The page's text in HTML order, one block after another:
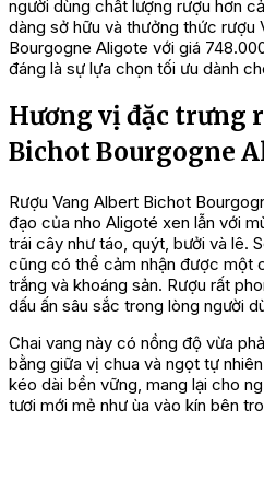
người dùng chất lượng rượu hơn
dàng sở hữu và thưởng thức rượu
Bourgogne Aligote với giá
đáng là sự lựa chọn tối ưu dành
Hương vị đặc trưng
Bichot Bourgogne
Rượu Vang Albert Bichot
đạo của nho Aligoté xen lẫn với
trái cây như táo, quýt, bưởi và lê.
cũng có thể cảm nhận được một
trắng và khoáng sản. Rượu rất
dấu ấn sâu sắc trong lòng người
Chai vang này có nồng độ vừa
bằng giữa vị chua và ngọt tự
kéo dài bền vững, mang lại cho
tươi mới mẻ như ùa vào kín bên